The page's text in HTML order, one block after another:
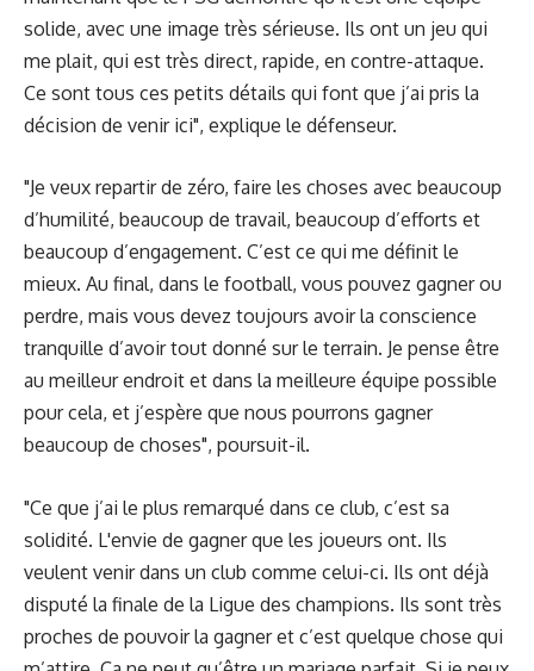
solide, avec une image très sérieuse. Ils ont un jeu qui
me plait, qui est très direct, rapide, en contre-attaque.
Ce sont tous ces petits détails qui font que j’ai pris la
décision de venir ici", explique le défenseur.
"Je veux repartir de zéro, faire les choses avec beaucoup
d’humilité, beaucoup de travail, beaucoup d’efforts et
beaucoup d’engagement. C’est ce qui me définit le
mieux. Au final, dans le football, vous pouvez gagner ou
perdre, mais vous devez toujours avoir la conscience
tranquille d’avoir tout donné sur le terrain. Je pense être
au meilleur endroit et dans la meilleure équipe possible
pour cela, et j’espère que nous pourrons gagner
beaucoup de choses", poursuit-il.
"Ce que j’ai le plus remarqué dans ce club, c’est sa
solidité. L'envie de gagner que les joueurs ont. Ils
veulent venir dans un club comme celui-ci. Ils ont déjà
disputé la finale de la Ligue des champions. Ils sont très
proches de pouvoir la gagner et c’est quelque chose qui